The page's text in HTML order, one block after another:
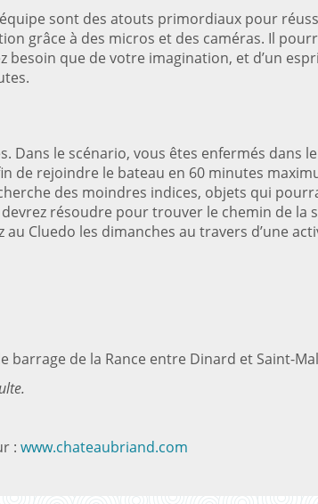
sont des atouts primordiaux pour
grâce à des micros et des caméras. Il
besoin que de votre imagination, et d’un
Dans le scénario, vous êtes enfermés dans
de rejoindre le bateau en 60 minutes
des moindres indices, objets qui
résoudre pour trouver le chemin de la
Cluedo les dimanches au travers d’une
barrage de la Rance entre Dinard et Saint-
.
: www.chateaubriand.com